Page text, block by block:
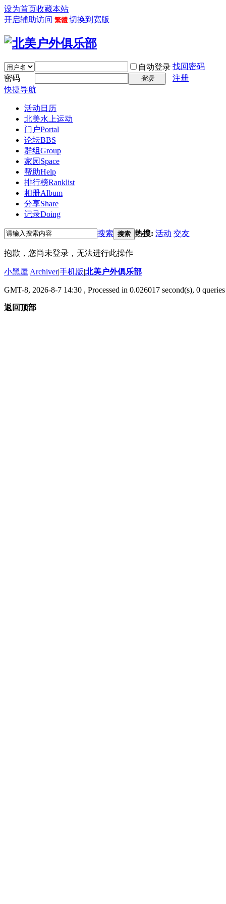
设为首页收藏本站
开启辅助访问 繁體 切换到宽版
自动登录 找回密码
密码
登录
注册
快捷导航
活动日历
北美水上运动
门户Portal
论坛BBS
群组Group
家园 Space
帮助Help
排行榜Ranklist
相册Album
分享Share
记录Doing
搜索 搜索 热搜: 活动 交友
抱歉，您尚未登录，无法进行此操作
小黑屋|Archiver|手机版|北美户外俱乐部
GMT-8, 2026-8-7 14:30 , Processed in 0.026017 second(s), 0
返回顶部